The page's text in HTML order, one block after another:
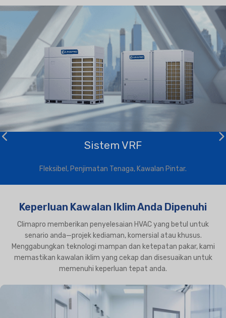
Sistem VRF
Fleksibel, Penjimatan Tenaga, Kawalan Pintar.
Keperluan Kawalan Iklim Anda Dipenuhi
Climapro memberikan penyelesaian HVAC yang betul untuk
senario anda—projek kediaman, komersial atau khusus.
Menggabungkan teknologi mampan dan ketepatan pakar, kami
memastikan kawalan iklim yang cekap dan disesuaikan untuk
memenuhi keperluan tepat anda.